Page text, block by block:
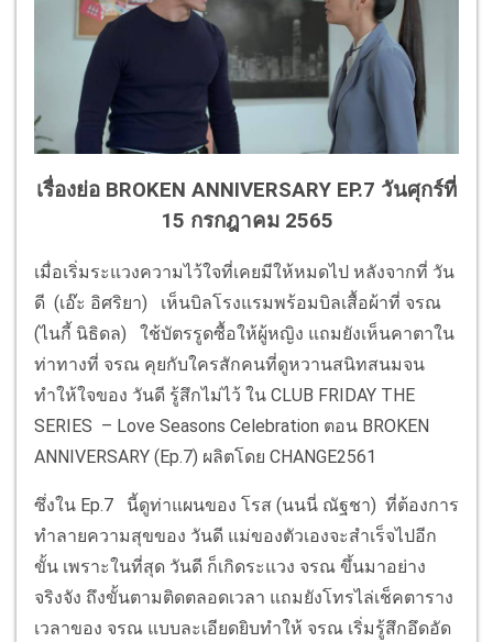
เรื่องย่อ BROKEN ANNIVERSARY EP.7 วันศุกร์ที่
15 กรกฎาคม 2565
เมื่อเริ่มระแวงความไว้ใจที่เคยมีให้หมดไป หลังจากที่ วัน
ดี (เอ๊ะ อิศริยา) เห็นบิลโรงแรมพร้อมบิลเสื้อผ้าที่ จรณ
(ไนกี้ นิธิดล) ใช้บัตรรูดซื้อให้ผู้หญิง แถมยังเห็นคาตาใน
ท่าทางที่ จรณ คุยกับใครสักคนที่ดูหวานสนิทสนมจน
ทำให้ใจของ วันดี รู้สึกไม่ไว้ ใน CLUB FRIDAY THE
SERIES – Love Seasons Celebration ตอน BROKEN
ANNIVERSARY (Ep.7) ผลิตโดย CHANGE2561
ซึ่งใน Ep.7 นี้ดูท่าแผนของ โรส (นนนี่ ณัฐชา) ที่ต้องการ
ทำลายความสุขของ วันดี แม่ของตัวเองจะสำเร็จไปอีก
ขั้น เพราะในที่สุด วันดี ก็เกิดระแวง จรณ ขึ้นมาอย่าง
จริงจัง ถึงขั้นตามติดตลอดเวลา แถมยังโทรไล่เช็คตาราง
เวลาของ จรณ แบบละเอียดยิบทำให้ จรณ เริ่มรู้สึกอึดอัด